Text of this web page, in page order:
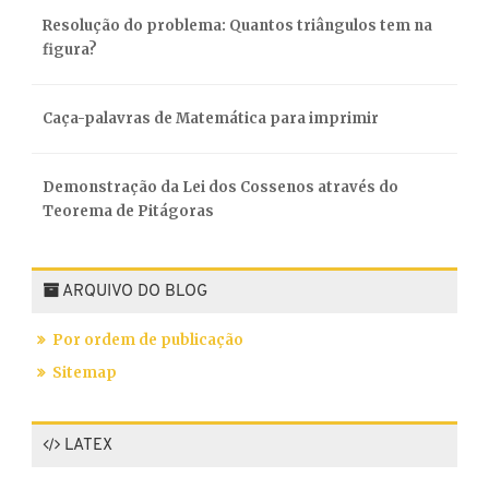
Resolução do problema: Quantos triângulos tem na
figura?
Caça-palavras de Matemática para imprimir
Demonstração da Lei dos Cossenos através do
Teorema de Pitágoras
ARQUIVO DO BLOG
Por ordem de publicação
Sitemap
LATEX